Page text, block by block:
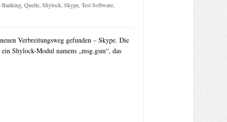
Banking, Quelle, Shylock, Skype, Test Software,
Verbreitungsweg gefunden – Skype. Die
Shylock-Modul namens „msg.gsm“, das